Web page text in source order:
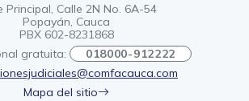
Principal, Calle 2N No. 6A-54
Popayán, Cauca
PBX 602-8231868
gratuita:
018000-912222
Mapa del sitio